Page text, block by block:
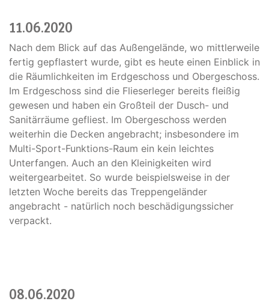
11.06.2020
Nach dem Blick auf das Außengelände, wo mittlerweile
fertig gepflastert wurde, gibt es heute einen Einblick in
die Räumlichkeiten im Erdgeschoss und Obergeschoss.
Im Erdgeschoss sind die Flieserleger bereits fleißig
gewesen und haben ein Großteil der Dusch- und
Sanitärräume gefliest. Im Obergeschoss werden
weiterhin die Decken angebracht; insbesondere im
Multi-Sport-Funktions-Raum ein kein leichtes
Unterfangen. Auch an den Kleinigkeiten wird
weitergearbeitet. So wurde beispielsweise in der
letzten Woche bereits das Treppengeländer
angebracht - natürlich noch beschädigungssicher
verpackt.
08.06.2020